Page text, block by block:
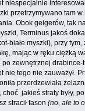
niespecjalnie
przetrzymywano tam
Obok geigerów, tak
Terminus jakoś
białe myszki), przy
mając w ręku ciężką
po zewnętrznej
nie tego nie zauważył.
przerdzewiała
choć jakieś straty były,
stracił fason(no, ale to